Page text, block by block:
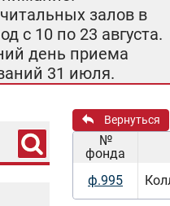
залов в
с 10 по 23 августа.
день приема
31 июля.
Вернуться
№
фонда
ф.995